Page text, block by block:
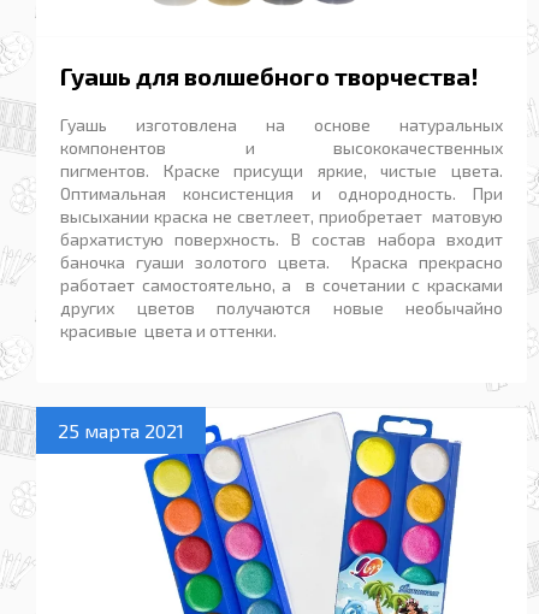
Гуашь для волшебного творчества!
Гуашь изготовлена на основе натуральных
компонентов и высококачественных
пигментов. Краске присущи яркие, чистые цвета.
Оптимальная консистенция и однородность. При
высыхании краска не светлеет, приобретает матовую
бархатистую поверхность. В состав набора входит
баночка гуаши золотого цвета. Краска прекрасно
работает самостоятельно, а в сочетании с красками
других цветов получаются новые необычайно
красивые цвета и оттенки.
25 марта 2021